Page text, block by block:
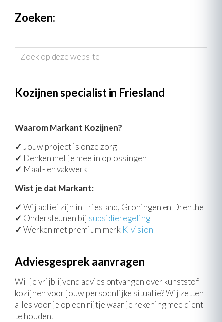
Zoeken:
Zoek
op
website
Kozijnen specialist in Friesland
Waarom Markant Kozijnen?
✓ Jouw project is onze zorg
✓ Denken met je mee in oplossingen
✓ Maat- en vakwerk
Wist je dat Markant:
✓ Wij actief zijn in Friesland, Groningen en Drenthe
✓ Ondersteunen bij subsidieregeling
✓ Werken met premium merk K-vision
Adviesgesprek aanvragen
Wil je vrijblijvend advies ontvangen over kunststof
kozijnen voor jouw persoonlijke situatie? Wij zetten
alles voor je op een rijtje waar je rekening mee dient
te houden.